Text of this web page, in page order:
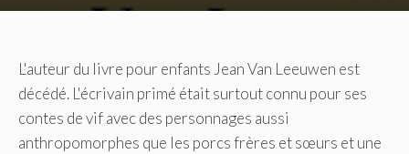
L'auteur du livre pour enfants Jean Van Leeuwen est
décédé. L'écrivain primé était surtout connu pour ses
contes de vif avec des personnages aussi
anthropomorphes que les porcs frères et sœurs et une